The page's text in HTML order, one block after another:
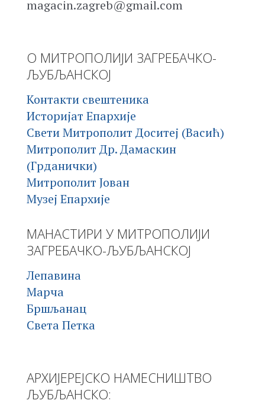
magacin.zagreb@gmail.com
О МИТРОПОЛИЈИ ЗАГРЕБАЧКО-
ЉУБЉАНСКОЈ
Контакти свештеника
Историјат Епархије
Свети Митрополит Доситеј (Васић)
Митрополит Др. Дамаскин
(Грданички)
Митрополит Јован
Музеј Епархије
МАНАСТИРИ У МИТРОПОЛИЈИ
ЗАГРЕБАЧКО-ЉУБЉАНСКОЈ
Лепавина
Марча
Бршљанац
Света Петка
АРХИЈЕРЕЈСКО НАМЕСНИШТВО
ЉУБЉАНСКО: